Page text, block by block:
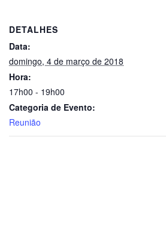
DETALHES
Data:
domingo, 4 de março de 2018
Hora:
17h00 - 19h00
Categoria de Evento:
Reunião